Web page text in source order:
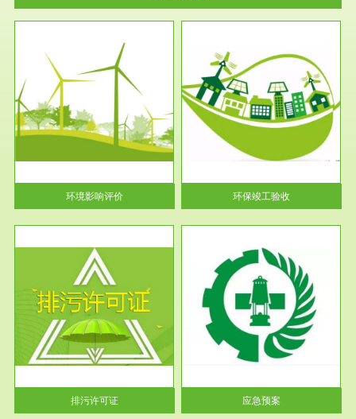
环境影响评价
服务范围
环保竣工验收
根据《建设项目环境保护管理条
例》第十七条 编制环境影响报
告书、...
环保竣工验收
排污许可证
服务范围
应急预案
根据《中华人民共和国环境保护
法》第十九条 企业事业单位应
当按照...
应急预案